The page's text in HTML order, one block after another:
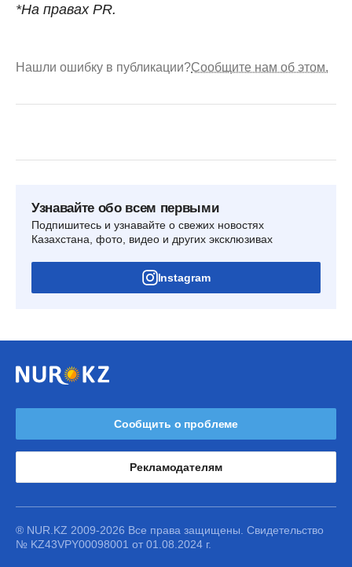
*На правах PR.
Нашли ошибку в публикации?Сообщите нам об этом.
Узнавайте обо всем первыми
Подпишитесь и узнавайте о свежих новостях
Казахстана, фото, видео и других эксклюзивах
Instagram
Сообщить о проблеме
Рекламодателям
® NUR.KZ 2009-2026 Все права защищены. Свидетельство
№ KZ43VPY00098001 от 01.08.2024 г.